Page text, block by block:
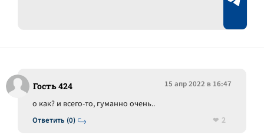
Гость 424 15 апр 2022 в 16:47
Ответить (0)
о как? и всего-то, гуманно очень..
2